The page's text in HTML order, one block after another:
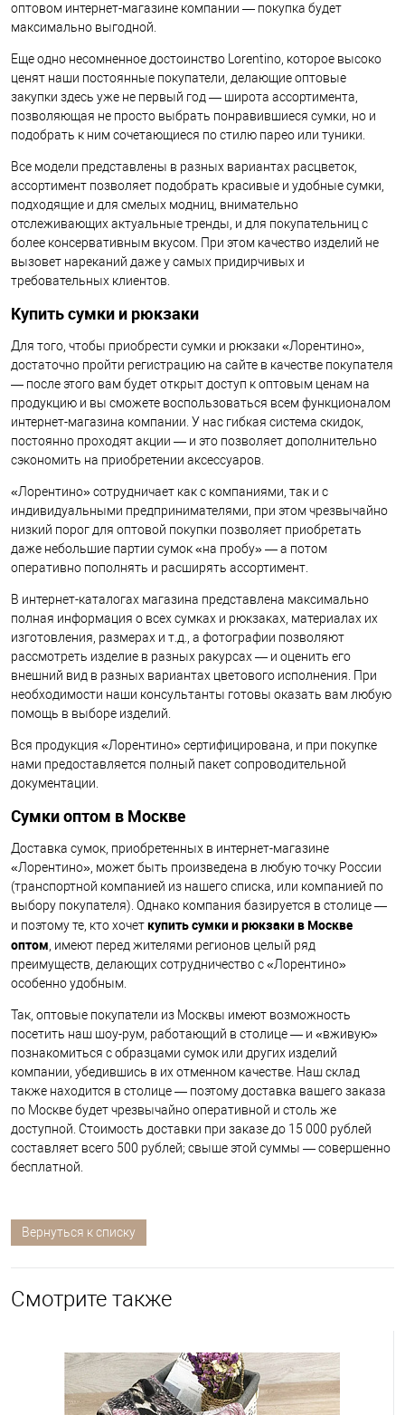
оптовом интернет-магазине компании — покупка будет
максимально выгодной.
Еще одно несомненное достоинство Lorentino, которое высоко
ценят наши постоянные покупатели, делающие оптовые
закупки здесь уже не первый год — широта ассортимента,
позволяющая не просто выбрать понравившиеся сумки, но и
подобрать к ним сочетающиеся по стилю парео или туники.
Все модели представлены в разных вариантах расцветок,
ассортимент позволяет подобрать красивые и удобные сумки,
подходящие и для смелых модниц, внимательно
отслеживающих актуальные тренды, и для покупательниц с
более консервативным вкусом. При этом качество изделий не
вызовет нареканий даже у самых придирчивых и
требовательных клиентов.
Купить сумки и рюкзаки
Для того, чтобы приобрести сумки и рюкзаки «Лорентино»,
достаточно пройти регистрацию на сайте в качестве покупателя
— после этого вам будет открыт доступ к оптовым ценам на
продукцию и вы сможете воспользоваться всем функционалом
интернет-магазина компании. У нас гибкая система скидок,
постоянно проходят акции — и это позволяет дополнительно
сэкономить на приобретении аксессуаров.
«Лорентино» сотрудничает как с компаниями, так и с
индивидуальными предпринимателями, при этом чрезвычайно
низкий порог для оптовой покупки позволяет приобретать
даже небольшие партии сумок «на пробу» — а потом
оперативно пополнять и расширять ассортимент.
В интернет-каталогах магазина представлена максимально
полная информация о всех сумках и рюкзаках, материалах их
изготовления, размерах и т.д., а фотографии позволяют
рассмотреть изделие в разных ракурсах — и оценить его
внешний вид в разных вариантах цветового исполнения. При
необходимости наши консультанты готовы оказать вам любую
помощь в выборе изделий.
Вся продукция «Лорентино» сертифицирована, и при покупке
нами предоставляется полный пакет сопроводительной
документации.
Cумки оптом в Москве
Доставка сумок, приобретенных в интернет-магазине
«Лорентино», может быть произведена в любую точку России
(транспортной компанией из нашего списка, или компанией по
выбору покупателя). Однако компания базируется в столице —
и поэтому те, кто хочеткупить сумки и рюкзаки в Москве
оптом , имеют перед жителями регионов целый ряд
преимуществ, делающих сотрудничество с «Лорентино»
особенно удобным.
Так, оптовые покупатели из Москвы имеют возможность
посетить наш шоу-рум, работающий в столице — и «вживую»
познакомиться с образцами сумок или других изделий
компании, убедившись в их отменном качестве. Наш склад
также находится в столице — поэтому доставка вашего заказа
по Москве будет чрезвычайно оперативной и столь же
доступной. Стоимость доставки при заказе до 15 000 рублей
составляет всего 500 рублей; свыше этой суммы — совершенно
бесплатной.
Вернуться к списку
Смотрите также